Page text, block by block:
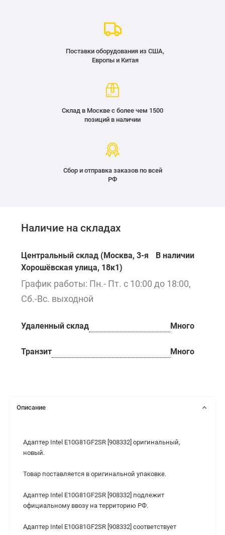
Поставки оборудования из США,
Европы и Китая
Склад в Москве с более чем 1500
позиций в наличии
Сбор и отправка заказов по всей
РФ
Наличие на складах
Центральный склад (Москва, 3-я
Хорошёвская улица, 18к1)
В наличии
График работы: Пн.- Пт. с 10:00 до 18:00,
Сб.-Вс. выходной
Удаленный склад Много
Транзит Много
Описание
Адаптер Intel E10G81GF2SR [908332] оригинальный,
новый.
Товар поставляется в оригинальной упаковке.
Адаптер Intel E10G81GF2SR [908332] подлежит
официальному ввозу на территорию РФ.
Адаптер Intel E10G81GF2SR [908332] cоответствует